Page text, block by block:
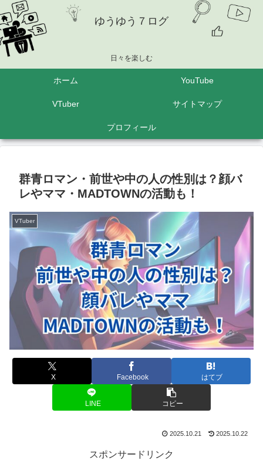
ゆうゆう７ログ
日々を楽しむ
ホーム YouTube
VTuber サイトマップ
プロフィール
群青ロマン・前世や中の人の性別は？顔バ
レやママ・MADTOWNの活動も！
VTuber
X Facebook はてブ
LINE コピー
2025.10.21 2025.10.22
スポンサードリンク